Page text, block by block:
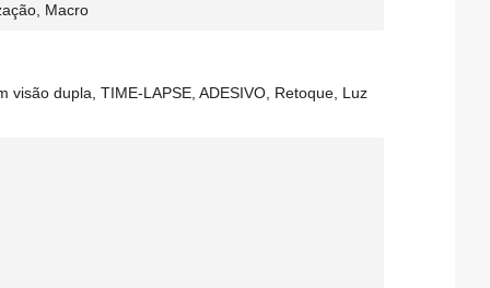
Macro
dupla, TIME-LAPSE, ADESIVO, Retoque, Luz